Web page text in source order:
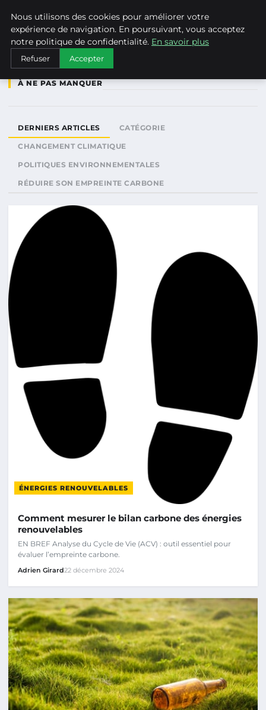
WEARECLIMATECONTROL
À NE PAS MANQUER
DERNIERS ARTICLES CATÉGORIE
CHANGEMENT CLIMATIQUE
POLITIQUES ENVIRONNEMENTALES
RÉDUIRE SON EMPREINTE CARBONE
ÉNERGIES RENOUVELABLES
Comment mesurer le bilan carbone des énergies
renouvelables
EN BREF Analyse du Cycle de Vie (ACV) : outil essentiel pour
évaluer l’empreinte carbone.
Adrien Girard22 décembre 2024
Nous utilisons des cookies pour améliorer votre
expérience de navigation. En poursuivant, vous acceptez
notre politique de confidentialité. En savoir plus
Refuser Accepter